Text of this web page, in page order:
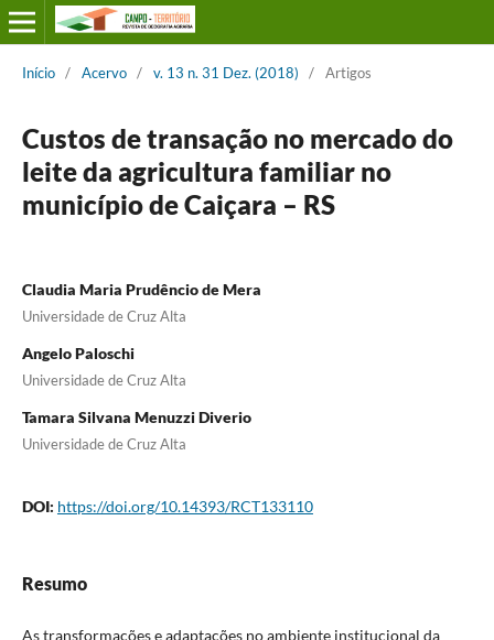
Início / Acervo / v. 13 n. 31 Dez. (2018) / Artigos
Custos de transação no mercado do
leite da agricultura familiar no
município de Caiçara – RS
Claudia Maria Prudêncio de Mera
Universidade de Cruz Alta
Angelo Paloschi
Universidade de Cruz Alta
Tamara Silvana Menuzzi Diverio
Universidade de Cruz Alta
DOI: https://doi.org/10.14393/RCT133110
Resumo
As transformações e adaptações no ambiente institucional da